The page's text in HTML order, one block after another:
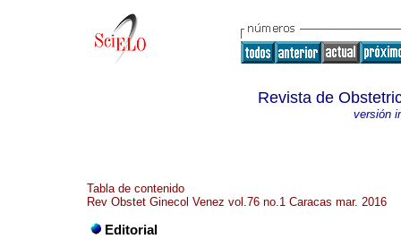
Revista de
versión
Tabla de contenido
Rev Obstet Ginecol Venez vol.76 no.1 Caracas mar. 2016
Editorial